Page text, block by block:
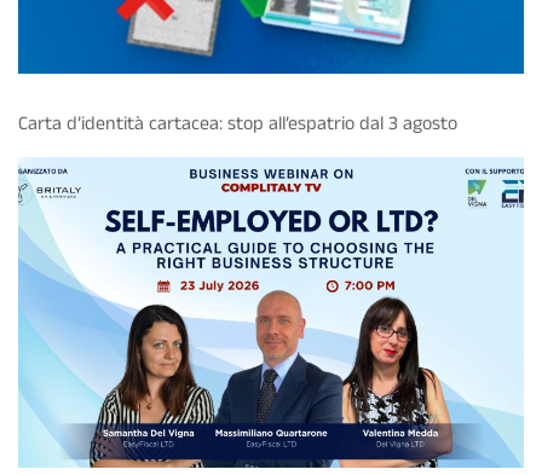
Carta d’identità cartacea: stop all’espatrio dal 3 agosto